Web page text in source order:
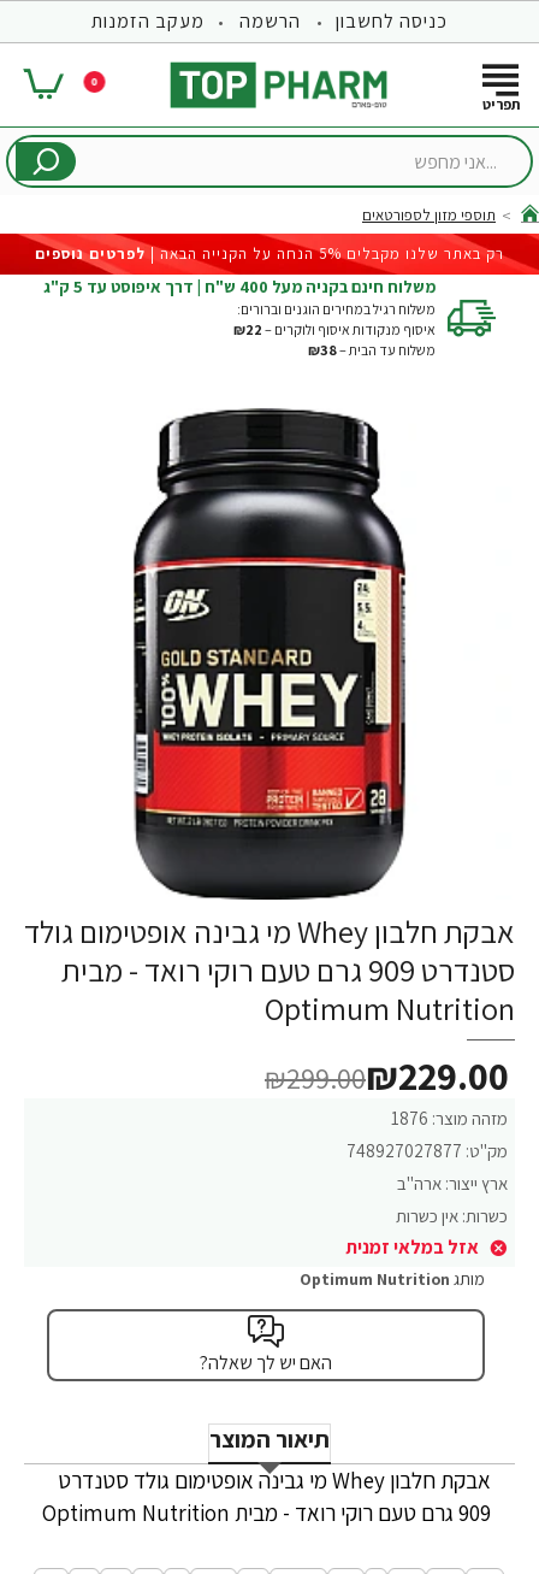
כניסה לחשבון הרשמה מעקב הזמנות
0
...אני
home
תוספי מזון לספורטאים
רק באתר שלנו מקבלים 5% הנחה על הקנייה הבאה |
לפרטים נוספים
משלוח חינם בקניה מעל 400 ש"ח | דרך איפוסט עד 5 ק"ג
משלוח רגיל במחירים הוגנים וברורים:
איסוף מנקודות איסוף ולוקרים – ₪22
משלוח עד הבית –₪38
-23%
אבקת חלבון Whey מי גבינה אופטימום גולד
סטנדרט 909 גרם טעם רוקי רואד - מבית
Optimum Nutrition
מזהה מוצר: 1876
מק"ט: 748927027877
ארץ ייצור: ארה"ב
כשרות: אין כשרות
אזל במלאי זמנית
₪229.00
₪299.00
מותג Optimum Nutrition
האם יש לך שאלה?
תיאור המוצר
אבקת חלבון Whey מי גבינה אופטימום גולד סטנדרט
909 גרם טעם רוקי רואד - מבית Optimum Nutrition